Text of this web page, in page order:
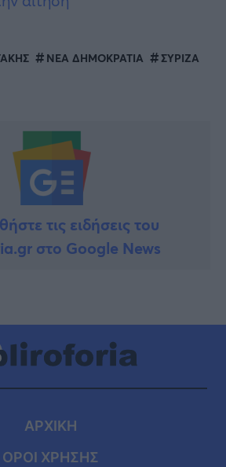
ΝΕΑ ΔΗΜΟΚΡΑΤΙΑ ΣΥΡΙΖΑ
τις ειδήσεις του
στο Google News
ΑΡΧΙΚΗ
ΟΡΟΙ ΧΡΗΣΗΣ